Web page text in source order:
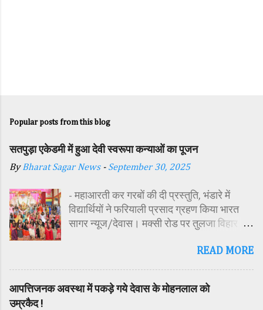
Popular posts from this blog
सतपुड़ा एकेडमी में हुआ देवी स्वरूपा कन्याओं का पूजन
ByBharat Sagar News - September 30, 2025
- महाआरती कर गरबों की दी प्रस्तुति, भंडारे में
विद्यार्थियों ने फरियाली प्रसाद ग्रहण किया भारत
सागर न्यूज/देवास। मक्सी रोड पर तुलजा विहार
पावन अवसर पर कन्या पूजन एवं गरबा महोत्सव का
परिसर में तोरण, रंगोली से आकर्षक साज-सज्जा की
गई। सर्वप्रथम मुख्य अतिथि महिला बाल विकास
READ MORE
आपत्तिजनक अवस्था में पकड़े गये देवास के मोहनलाल को
उम्रकैद !